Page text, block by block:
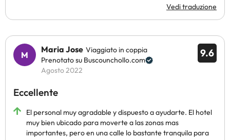
Vedi traduzione
9.6
Maria Jose Viaggiato in coppia
Prenotato su Buscounchollo.com
Agosto 2022
Eccellente
El personal muy agradable y dispuesto a ayudarte. El hotel
muy bien ubicado para moverte a las zonas mas
importantes, pero en una calle lo bastante tranquila para